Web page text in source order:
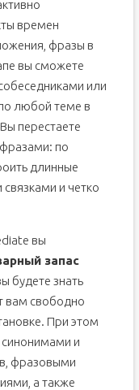
времен
фразы в
вы сможете
или
любой теме в
перестаете
по
длинные
и четко
вы
запас
будете знать
вам свободно
При этом
и
фразовыми
а также